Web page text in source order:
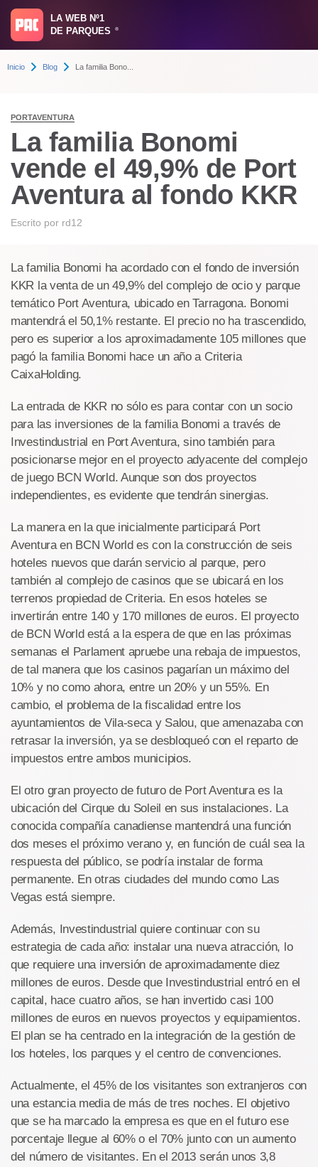
LA WEB Nº1
DE PARQUES
®
Inicio Blog La familia Bono...
PORTAVENTURA
La familia Bonomi
vende el 49,9% de Port
Aventura al fondo KKR
Escrito por rd12
La familia Bonomi ha acordado con el fondo de inversión
KKR la venta de un 49,9% del complejo de ocio y parque
temático Port Aventura, ubicado en Tarragona. Bonomi
mantendrá el 50,1% restante. El precio no ha trascendido,
pero es superior a los aproximadamente 105 millones que
pagó la familia Bonomi hace un año a Criteria
CaixaHolding.
La entrada de KKR no sólo es para contar con un socio
para las inversiones de la familia Bonomi a través de
Investindustrial en Port Aventura, sino también para
posicionarse mejor en el proyecto adyacente del complejo
de juego BCN World. Aunque son dos proyectos
independientes, es evidente que tendrán sinergias.
La manera en la que inicialmente participará Port
Aventura en BCN World es con la construcción de seis
hoteles nuevos que darán servicio al parque, pero
también al complejo de casinos que se ubicará en los
terrenos propiedad de Criteria. En esos hoteles se
invertirán entre 140 y 170 millones de euros. El proyecto
de BCN World está a la espera de que en las próximas
semanas el Parlament apruebe una rebaja de impuestos,
de tal manera que los casinos pagarían un máximo del
10% y no como ahora, entre un 20% y un 55%. En
cambio, el problema de la fiscalidad entre los
ayuntamientos de Vila-seca y Salou, que amenazaba con
retrasar la inversión, ya se desbloqueó con el reparto de
impuestos entre ambos municipios.
El otro gran proyecto de futuro de Port Aventura es la
ubicación del Cirque du Soleil en sus instalaciones. La
conocida compañía canadiense mantendrá una función
dos meses el próximo verano y, en función de cuál sea la
respuesta del público, se podría instalar de forma
permanente. En otras ciudades del mundo como Las
Vegas está siempre.
Además, Investindustrial quiere continuar con su
estrategia de cada año: instalar una nueva atracción, lo
que requiere una inversión de aproximadamente diez
millones de euros. Desde que Investindustrial entró en el
capital, hace cuatro años, se han invertido casi 100
millones de euros en nuevos proyectos y equipamientos.
El plan se ha centrado en la integración de la gestión de
los hoteles, los parques y el centro de convenciones.
Actualmente, el 45% de los visitantes son extranjeros con
una estancia media de más de tres noches. El objetivo
que se ha marcado la empresa es que en el futuro ese
porcentaje llegue al 60% o el 70% junto con un aumento
del número de visitantes. En el 2013 serán unos 3,8